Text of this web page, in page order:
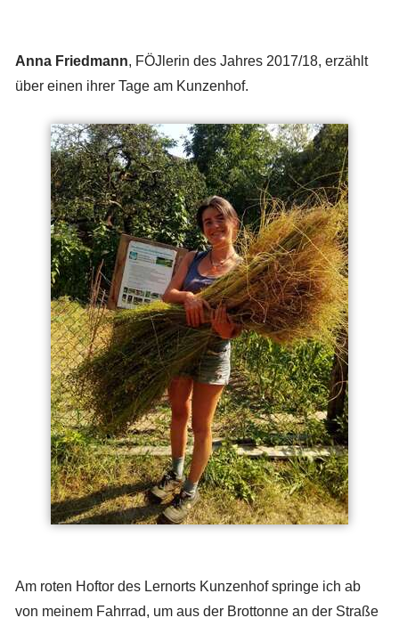
Anna Friedmann, FÖJlerin des Jahres 2017/18, erzählt
über einen ihrer Tage am Kunzenhof.
Am roten Hoftor des Lernorts Kunzenhof springe ich ab
von meinem Fahrrad, um aus der Brottonne an der Straße